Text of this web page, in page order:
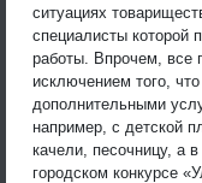
ситуациях
специалисты которой
работы. Впрочем, все
исключением того,
дополнительными
например, с детской
качели, песочницу, а
городском конкурсе